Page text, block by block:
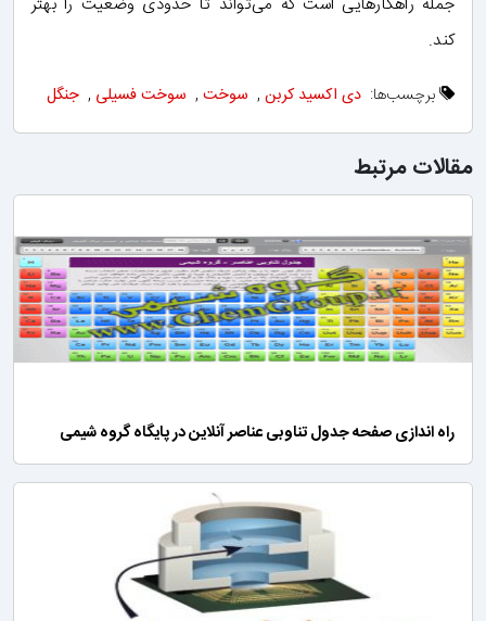
کند.
برچسب‌ها: دی اکسید کربن , سوخت , سوخت فسیلی , جنگل
مقالات مرتبط
راه اندازی صفحه جدول تناوبی عناصر آنلاین در پایگاه گروه شیمی